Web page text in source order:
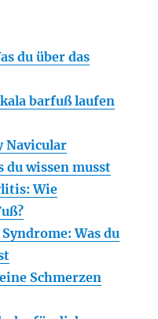
du über das
barfuß laufen
Navicular
du wissen musst
Wie
Was du
Schmerzen